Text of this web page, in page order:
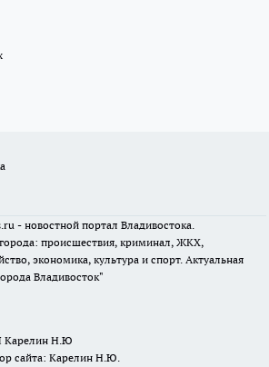
- новостной портал Владивостока.
происшествия, криминал, ЖКХ,
экономика, культура и спорт. Актуальная
Владивосток"
Карелин Н.Ю
сайта: Карелин Н.Ю.